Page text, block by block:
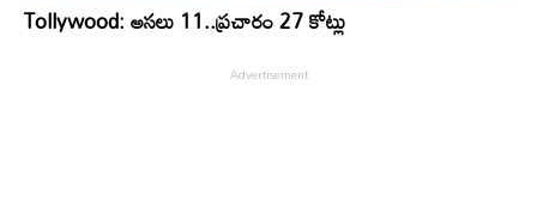
Tollywood: అసలు 11..ప్రచారం 27 కోట్లు